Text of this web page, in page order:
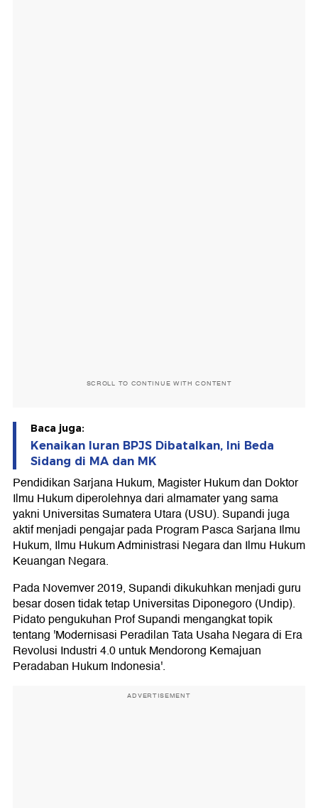
SCROLL TO CONTINUE WITH CONTENT
Baca juga:
Kenaikan Iuran BPJS Dibatalkan, Ini Beda
Sidang di MA dan MK
Pendidikan Sarjana Hukum, Magister Hukum dan Doktor
Ilmu Hukum diperolehnya dari almamater yang sama
yakni Universitas Sumatera Utara (USU). Supandi juga
aktif menjadi pengajar pada Program Pasca Sarjana Ilmu
Hukum, Ilmu Hukum Administrasi Negara dan Ilmu Hukum
Keuangan Negara.
Pada Novemver 2019, Supandi dikukuhkan menjadi guru
besar dosen tidak tetap Universitas Diponegoro (Undip).
Pidato pengukuhan Prof Supandi mengangkat topik
tentang 'Modernisasi Peradilan Tata Usaha Negara di Era
Revolusi Industri 4.0 untuk Mendorong Kemajuan
Peradaban Hukum Indonesia'.
ADVERTISEMENT